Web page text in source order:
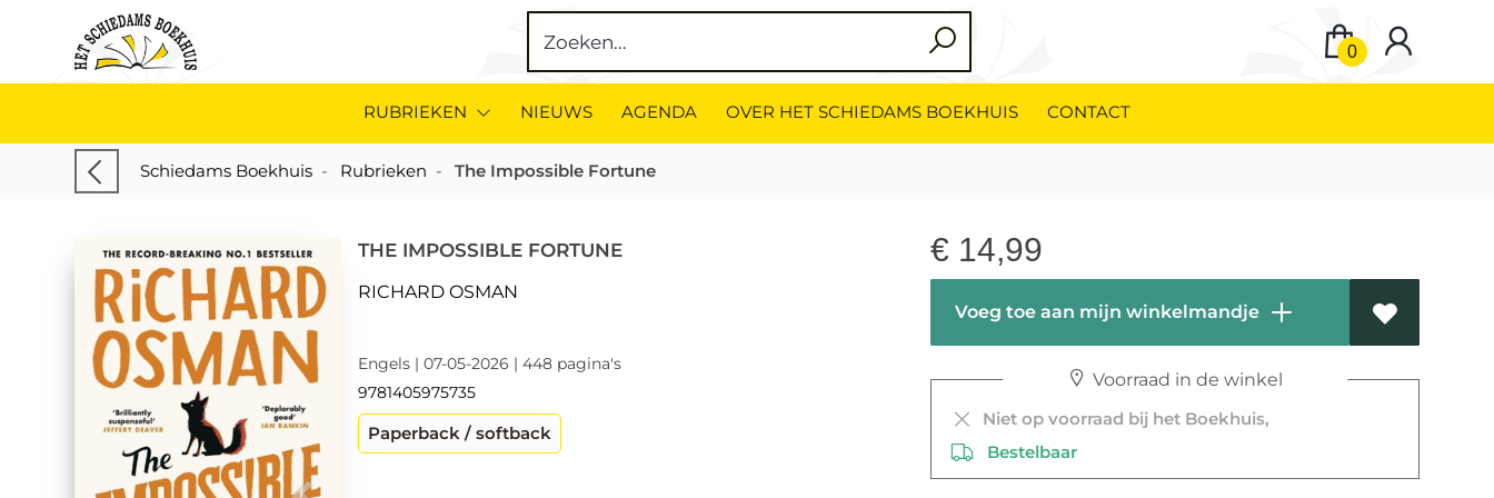
0
RUBRIEKEN NIEUWS AGENDA OVER HET SCHIEDAMS BOEKHUIS CONTACT
Schiedams Boekhuis - Rubrieken - The Impossible Fortune
THE IMPOSSIBLE FORTUNE
RICHARD OSMAN
Engels | 07-05-2026 | 448 pagina's
9781405975735
Paperback / softback
€ 14,99
Voeg toe aan mijn winkelmandje
Voorraad in de winkel
Niet op voorraad bij het Boekhuis,
Bestelbaar